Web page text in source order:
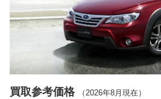
買取参考価格 （ 2026年8月 現在）